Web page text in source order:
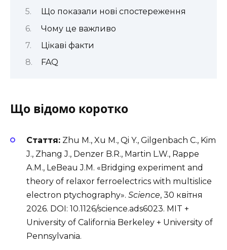
Що показали нові спостереження
Чому це важливо
Цікаві факти
FAQ
Що відомо коротко
Стаття: Zhu M., Xu M., Qi Y., Gilgenbach C., Kim
J., Zhang J., Denzer B.R., Martin L.W., Rappe
A.M., LeBeau J.M. «Bridging experiment and
theory of relaxor ferroelectrics with multislice
electron ptychography». Science, 30 квітня
2026. DOI: 10.1126/science.ads6023. MIT +
University of California Berkeley + University of
Pennsylvania.